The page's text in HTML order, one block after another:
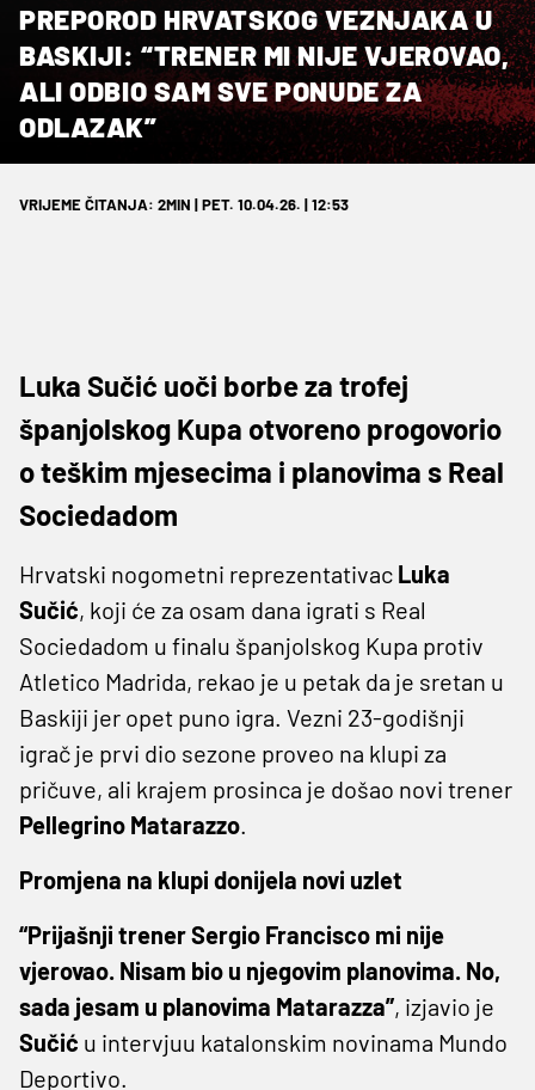
PREPOROD HRVATSKOG VEZNJAKA U
BASKIJI: “TRENER MI NIJE VJEROVAO,
ALI ODBIO SAM SVE PONUDE ZA
ODLAZAK”
VRIJEME ČITANJA: 2MIN | PET. 10.04.26. | 12:53
Luka Sučić uoči borbe za trofej
španjolskog Kupa otvoreno progovorio
o teškim mjesecima i planovima s Real
Sociedadom
Hrvatski nogometni reprezentativac Luka
Sučić, koji će za osam dana igrati s Real
Sociedadom u finalu španjolskog Kupa protiv
Atletico Madrida, rekao je u petak da je sretan u
Baskiji jer opet puno igra. Vezni 23-godišnji
igrač je prvi dio sezone proveo na klupi za
pričuve, ali krajem prosinca je došao novi trener
Pellegrino Matarazzo.
Promjena na klupi donijela novi uzlet
“Prijašnji trener Sergio Francisco mi nije
vjerovao. Nisam bio u njegovim planovima. No,
sada jesam u planovima Matarazza”, izjavio je
Sučić u intervjuu katalonskim novinama Mundo
Deportivo.